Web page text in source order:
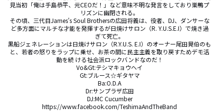
見当初「俺は手島恭平、元CEOだ！」など意味不明な発言をしており巣鴨プ
リズンに幽閉される。
その頃、三代目James's Soul Brothersの広田将義は、役者、DJ、ダンサーな
ど多方面にマルチな才能を発揮するが日焼けサロン（R. Y.U.S.E.I）で焼き過
ぎて死亡。
黒船ジェネレーションは日焼けサロン（R.Y.U.S. E.I）のオーナー尾田晃伯のも
と、若者の怒りをラップに乗せ、お茶の間に民主主義を取り戻すためデモ活
動を続 ける社会派ロックバンドなのだ！
Vo&Gt:テシマキョウヘイ
Gt:ブルース☆ギタヤマ
Ba:O.D.A
Dr:サンプラザ広田
DJ:MC Cucumber
https://www.facebook.com/TeshimaAndTheBand